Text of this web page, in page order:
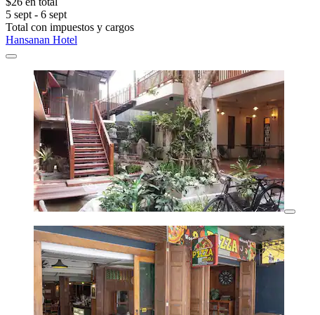
5 sept - 6 sept
Total con impuestos y cargos
Hansanan Hotel